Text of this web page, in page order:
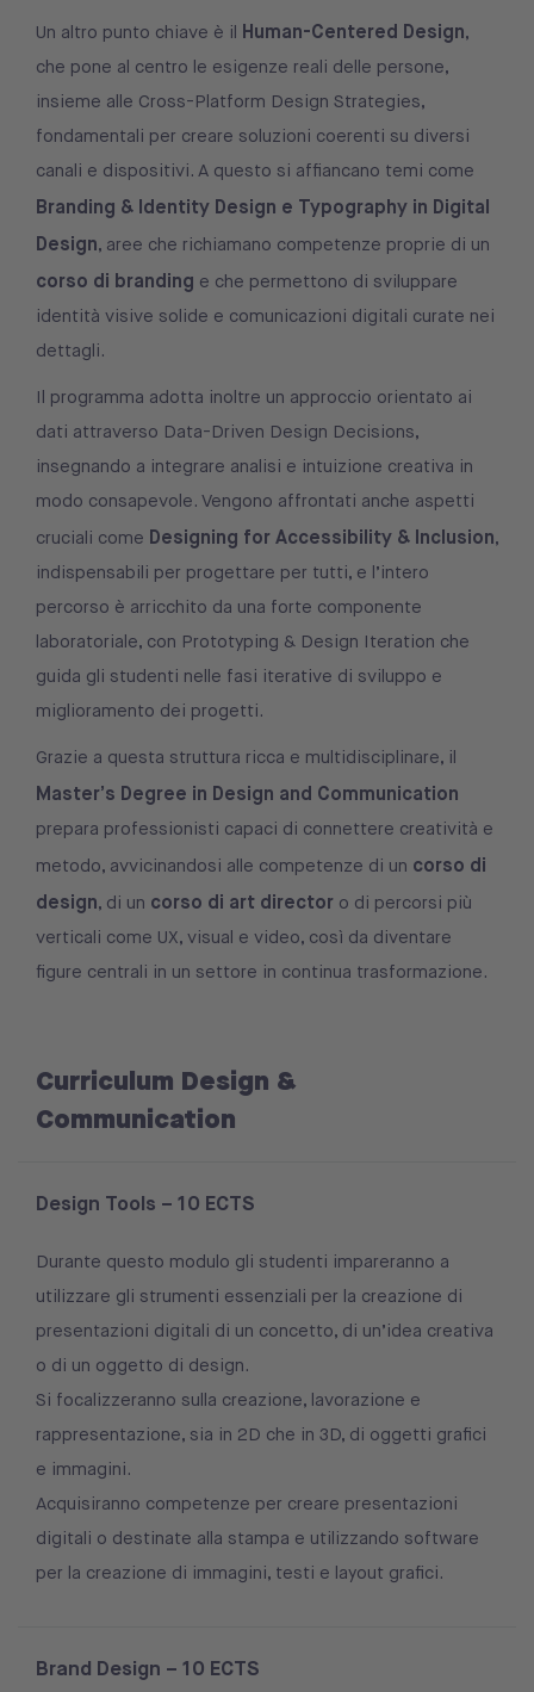
Un altro punto chiave è il Human-Centered Design,
che pone al centro le esigenze reali delle persone,
insieme alle Cross-Platform Design Strategies,
fondamentali per creare soluzioni coerenti su diversi
canali e dispositivi. A questo si affiancano temi come
Branding & Identity Design e Typography in Digital
Design, aree che richiamano competenze proprie di un
corso di branding e che permettono di sviluppare
identità visive solide e comunicazioni digitali curate nei
dettagli.
Il programma adotta inoltre un approccio orientato ai
dati attraverso Data-Driven Design Decisions,
insegnando a integrare analisi e intuizione creativa in
modo consapevole. Vengono affrontati anche aspetti
cruciali come Designing for Accessibility & Inclusion,
indispensabili per progettare per tutti, e l’intero
percorso è arricchito da una forte componente
laboratoriale, con Prototyping & Design Iteration che
guida gli studenti nelle fasi iterative di sviluppo e
miglioramento dei progetti.
Grazie a questa struttura ricca e multidisciplinare, il
Master’s Degree in Design and Communication
prepara professionisti capaci di connettere creatività e
metodo, avvicinandosi alle competenze di un corso di
design, di un corso di art director o di percorsi più
verticali come UX, visual e video, così da diventare
figure centrali in un settore in continua trasformazione.
Curriculum Design &
Communication
Design Tools – 10 ECTS
Durante questo modulo gli studenti impareranno a
utilizzare gli strumenti essenziali per la creazione di
presentazioni digitali di un concetto, di un’idea creativa
o di un oggetto di design.
Si focalizzeranno sulla creazione, lavorazione e
rappresentazione, sia in 2D che in 3D, di oggetti grafici
e immagini.
Acquisiranno competenze per creare presentazioni
digitali o destinate alla stampa e utilizzando software
per la creazione di immagini, testi e layout grafici.
Brand Design – 10 ECTS